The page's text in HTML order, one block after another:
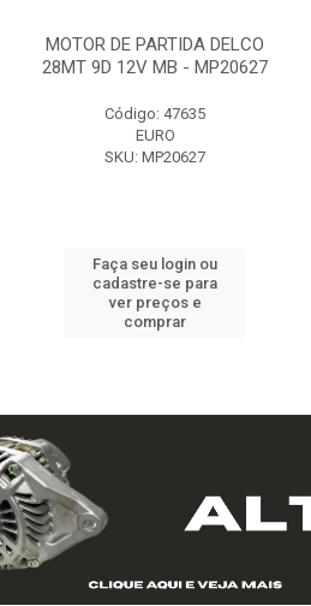
MOTOR DE PARTIDA DELCO
28MT 9D 12V MB - MP20627
Código: 47635
EURO
SKU: MP20627
Faça seu login ou
cadastre-se para
ver preços e
comprar